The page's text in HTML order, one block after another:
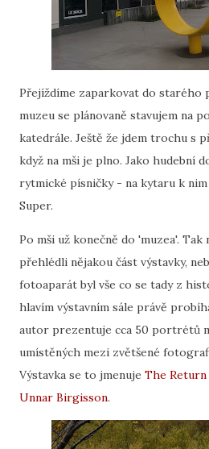
Přejíždíme zaparkovat do starého
muzeu se plánovaně stavujem na
katedrále. Ještě že jdem trochu s
když na mši je plno. Jako hudební
rytmické písničky - na kytaru k
Super.
Po mši už konečně do 'muzea'. Tak
přehlédli nějakou část výstavky,
fotoaparát byl vše co se tady z
hlavím výstavním sále právě
autor prezentuje cca 50 portrétů
umístěných mezi zvětšené
Výstavka se to jmenuje The
Unnar Birgisson.